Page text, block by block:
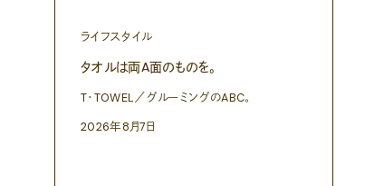
ライフスタイル
タオルは両A面のものを。
T・TOWEL／グルーミングのABC。
2026年8月7日